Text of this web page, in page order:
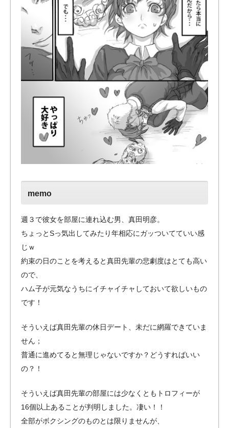
memo
週３で彼女を部屋に連れ込む男、真田明彦。
ちょっとSっ気出してみたり年相応にガッついてていい感
じｗ
約束の日のことを考えると真田先輩の悲劇度はとても高い
ので、
ハム子が元気なうちにイチャイチャしておいて欲しいもの
です！
そういえば真田先輩の休日デート、未だに網羅できていま
せん；
普通に進めてると無理じゃないですか？どうすればいい
の？！
そういえば真田先輩の部屋には少なくともトロフィーが
16個以上あることが判明しました。凄い！！
全部がボクシングのものとは限りませんが、